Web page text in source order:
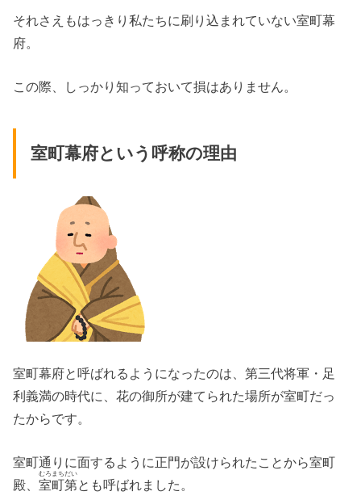
それさえもはっきり私たちに刷り込まれていない室町幕
府。
この際、しっかり知っておいて損はありません。
室町幕府という呼称の理由
室町幕府と呼ばれるようになったのは、第三代将軍・足
利義満の時代に、花の御所が建てられた場所が室町だっ
たからです。
室町通りに面するように正門が設けられたことから室町
殿、室町第
むろまちだい
とも呼ばれました。